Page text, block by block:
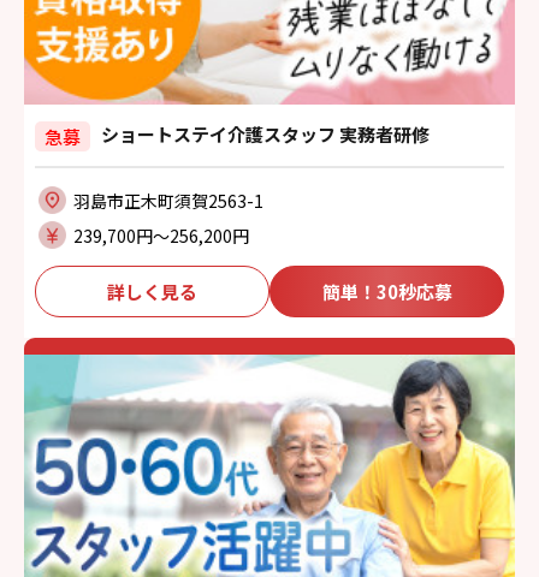
急募 ショートステイ介護スタッフ 実務者研修
羽島市正木町須賀2563-1
239,700円〜256,200円
詳しく見る 簡単！30秒応募